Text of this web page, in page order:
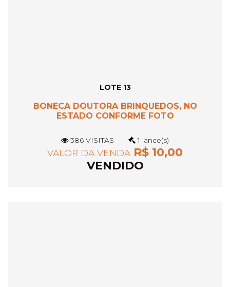
LOTE 13
BONECA DOUTORA BRINQUEDOS, NO
ESTADO CONFORME FOTO
386 VISITAS 1 lance(s)
VALOR DA VENDA R$ 10,00
VENDIDO